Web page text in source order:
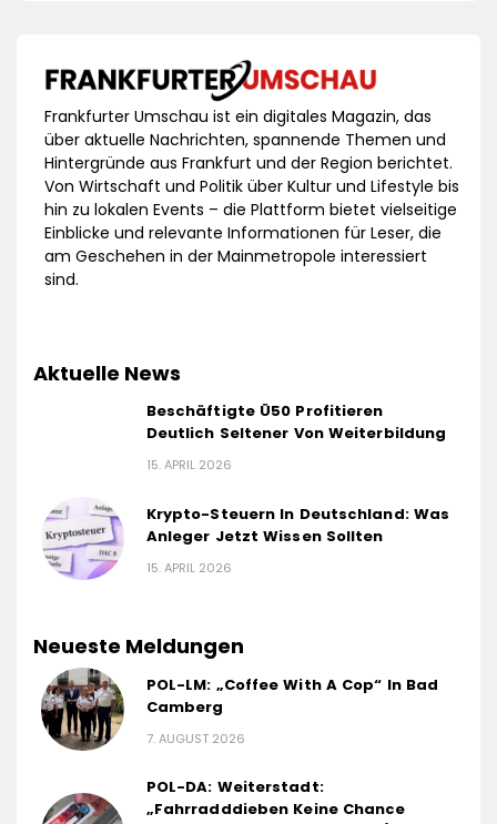
Frankfurter Umschau ist ein digitales Magazin, das
über aktuelle Nachrichten, spannende Themen und
Hintergründe aus Frankfurt und der Region berichtet.
Von Wirtschaft und Politik über Kultur und Lifestyle bis
hin zu lokalen Events – die Plattform bietet vielseitige
Einblicke und relevante Informationen für Leser, die
am Geschehen in der Mainmetropole interessiert
sind.
Aktuelle News
Beschäftigte Ü50 Profitieren
Deutlich Seltener Von Weiterbildung
15. APRIL 2026
Krypto-Steuern In Deutschland: Was
Anleger Jetzt Wissen Sollten
15. APRIL 2026
Neueste Meldungen
POL-LM: „Coffee With A Cop“ In Bad
Camberg
7. AUGUST 2026
POL-DA: Weiterstadt:
„Fahrradddieben Keine Chance